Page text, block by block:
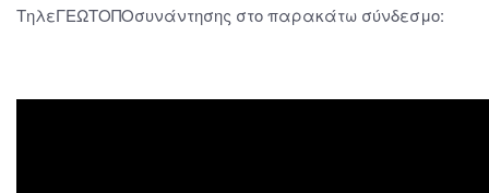
ΤηλεΓΕΩΤΟΠΟσυνάντησης στο παρακάτω σύνδεσμο: